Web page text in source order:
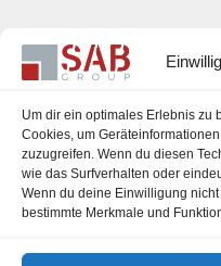
Um dir ein optimales Erlebnis zu
Cookies, um
zuzugreifen. Wenn du diesen
wie das Surfverhalten oder
Wenn du deine Einwilligung
bestimmte Merkmale und
Karriere
Impressum
Datenschutzerklärung